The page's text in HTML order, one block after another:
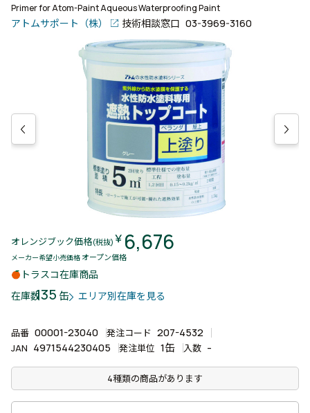
Primer for Atom-Paint Aqueous Waterproofing Paint
アトムサポート（株） 技術相談窓口 03-3969-3160
オレンジブック価格(税抜) ￥ 6,676
メーカー希望小売価格 オープン価格
トラスコ在庫商品
在庫数135 缶 エリア別在庫を見る
品番 00001-23040 発注コード 207-4532
JAN 4971544230405 発注単位 1缶 入数 -
4種類の商品があります